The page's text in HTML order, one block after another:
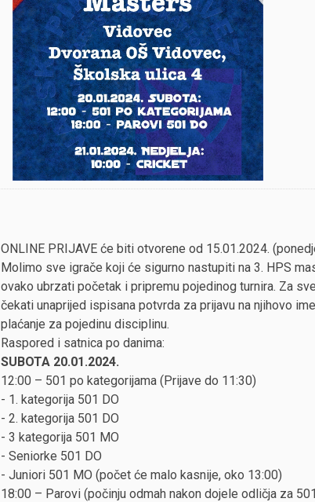
ONLINE PRIJAVE će biti otvorene od 15.01.2024.
Molimo sve igrače koji će sigurno nastupiti na 3. HPS
ovako ubrzati početak i pripremu pojedinog turnira. Za
čekati unaprijed ispisana potvrda za prijavu na njihovo
plaćanje za pojedinu disciplinu.
Raspored i satnica po danima:
SUBOTA 20.01.2024.
12:00 – 501 po kategorijama (Prijave do 11:30)
- 1. kategorija 501 DO
- 2. kategorija 501 DO
- 3 kategorija 501 MO
- Seniorke 501 DO
- Juniori 501 MO (počet će malo kasnije, oko 13:00)
18:00 – Parovi (počinju odmah nakon dojele odličja za